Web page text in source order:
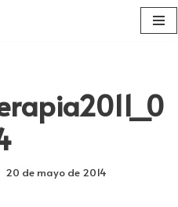
20 de mayo de 2014